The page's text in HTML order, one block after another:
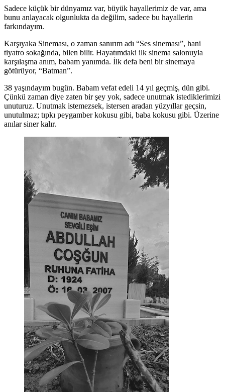
Sadece küçük bir dünyamız var, büyük hayallerimiz de var, ama
bunu anlayacak olgunlukta da değilim, sadece bu hayallerin
farkındayım.
Karşıyaka Sineması, o zaman sanırım adı “Ses sineması”, hani
tiyatro sokağında, bilen bilir. Hayatımdaki ilk sinema salonuyla
karşılaşma anım, babam yanımda. İlk defa beni bir sinemaya
götürüyor, “Batman”.
38 yaşındayım bugün. Babam vefat edeli 14 yıl geçmiş, dün gibi.
Çünkü zaman diye zaten bir şey yok, sadece unutmak istediklerimizi
unuturuz. Unutmak istemezsek, istersen aradan yüzyıllar geçsin,
unutulmaz; tıpkı peygamber kokusu gibi, baba kokusu gibi. Üzerine
anılar siner kalır.